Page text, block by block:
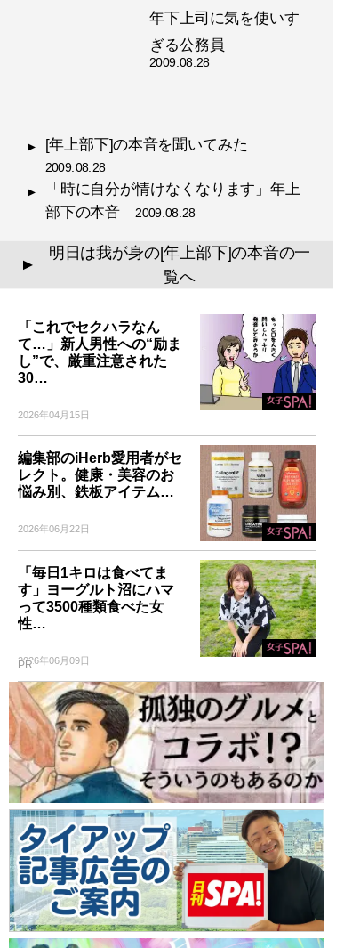
年下上司に気を使いす
ぎる公務員
2009.08.28
[年上部下]の本音を聞いてみた
2009.08.28
「時に自分が情けなくなります」年上
部下の本音 2009.08.28
▲
明日は我が身の[年上部下]の本音の一
覧へ
「これでセクハラなん
て…」新人男性への“励ま
し”で、厳重注意された
30…
2026年04月15日
編集部のiHerb愛用者がセ
レクト。健康・美容のお
悩み別、鉄板アイテム…
2026年06月22日
「毎日1キロは食べてま
す」ヨーグルト沼にハマ
って3500種類食べた女
性…
2026年06月09日
PR